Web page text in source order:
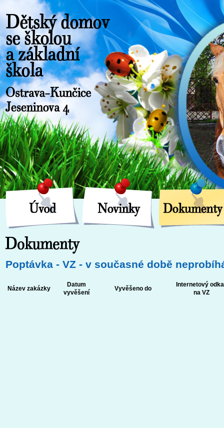
Poptávka - VZ - v současné době
Název zakázky
Datum
vyvěšení
Vyvěšeno do
Internetový
na VZ